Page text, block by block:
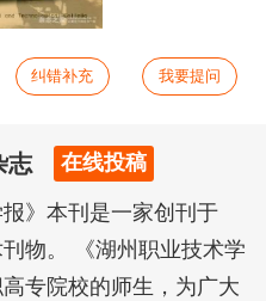
纠错补充 我要提问
志 在线投稿
报》本刊是一家创刊于
物。 《湖州职业技术学
专院校的师生，为广大